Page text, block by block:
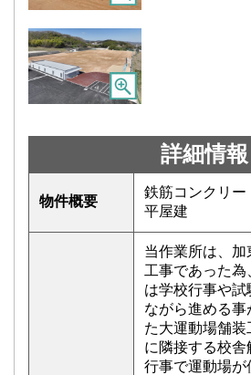
詳細情報
物件概要
鉄筋コンクリー
平屋建
当作業所は、
工事であった
は学校行事や試
ながら進める事
た大運動場舗
に隣接する校
行事で運動場